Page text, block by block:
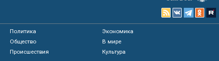
Политика
Экономика
Общество
В мире
Происшествия
Культура